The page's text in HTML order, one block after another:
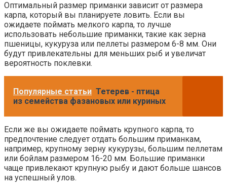
Оптимальный размер приманки зависит от размера
карпа, который вы планируете ловить. Если вы
ожидаете поймать мелкого карпа, то лучше
использовать небольшие приманки, такие как зерна
пшеницы, кукуруза или пеллеты размером 6-8 мм. Они
будут привлекательны для меньших рыб и увеличат
вероятность поклевки.
Популярные статьи Тетерев - птица
из семейства фазановых или куриных
Если же вы ожидаете поймать крупного карпа, то
предпочтение следует отдать большим приманкам,
например, крупному зерну кукурузы, большим пеллетам
или бойлам размером 16-20 мм. Большие приманки
чаще привлекают крупную рыбу и дают больше шансов
на успешный улов.